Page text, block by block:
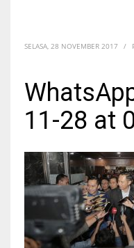
SELASA, 28 NOVEMBER 2017 /
11-28 at